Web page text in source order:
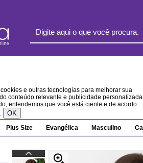
e outras tecnologias para melhorar sua
conteúdo relevante e publicidade personalizada
entendemos que você está ciente e de acordo.
. OK
Plus Size Evangélica Masculino